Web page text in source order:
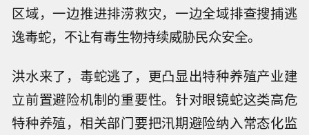
区域，一边推进排涝救灾，一边全域排查搜捕逃
逸毒蛇，不让有毒生物持续威胁民众安全。
洪水来了，毒蛇逃了，更凸显出特种养殖产业建
立前置避险机制的重要性。针对眼镜蛇这类高危
特种养殖，相关部门要把汛期避险纳入常态化监